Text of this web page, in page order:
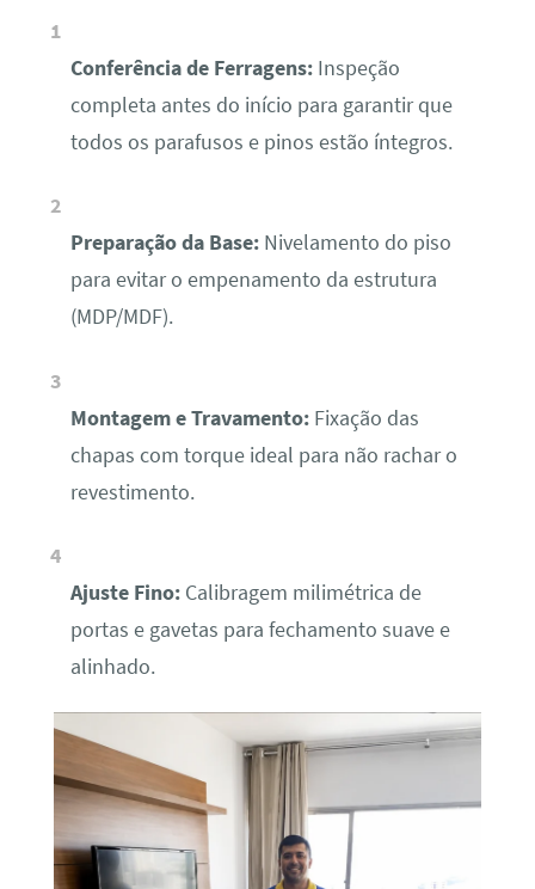
Conferência de Ferragens:Inspeção
completa antes do início para garantir que
todos os parafusos e pinos estão íntegros.
Preparação da Base:Nivelamento do piso
para evitar o empenamento da estrutura
(MDP/MDF).
Montagem e Travamento:Fixação das
chapas com torque ideal para não rachar o
revestimento.
Ajuste Fino:Calibragem milimétrica de
portas e gavetas para fechamento suave e
alinhado.